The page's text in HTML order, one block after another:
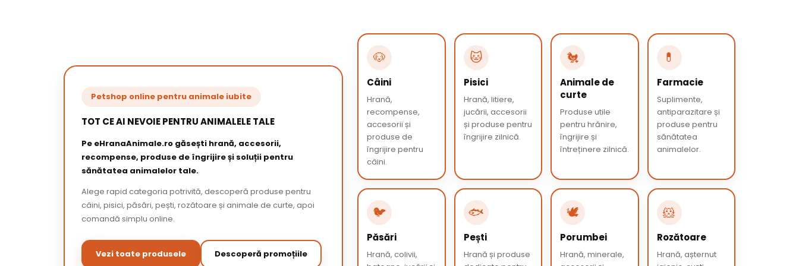
Petshop online pentru animale iubite
TOT CE AI NEVOIE PENTRU ANIMALELE TALE
Pe eHranaAnimale.ro găsești hrană, accesorii,
recompense, produse de îngrijire și soluții pentru
sănătatea animalelor tale.
Alege rapid categoria potrivită, descoperă produse pentru
câini, pisici, păsări, pești, rozătoare și animale de curte, apoi
comandă simplu online.
Vezi toate produsele Descoperă promoțiile
🐶
Câini
Hrană,
recompense,
accesorii și
produse de
îngrijire pentru
câini.
🐱
Pisici
Hrană, litiere,
jucării, accesorii
și produse pentru
îngrijire zilnică.
🐔
Animale de
curte
Produse utile
pentru hrănire,
îngrijire și
întreținere zilnică.
💊
Farmacie
Suplimente,
antiparazitare și
produse pentru
sănătatea
animalelor.
🐦
Păsări
Hrană, colivii,
🐟
Pești
Hrană și produse
🕊️
Porumbei
Hrană, minerale,
🐹
Rozătoare
Hrană, așternut